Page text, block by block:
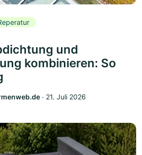
und
kombinieren: So
‧ 21. Juli 2026